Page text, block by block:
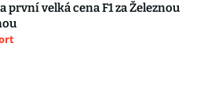
první velká cena F1 za Železnou